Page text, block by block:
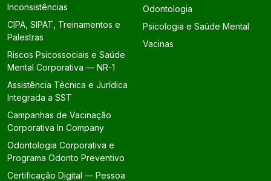
Inconsistências
CIPA, SIPAT, Treinamentos e
Palestras
Riscos Psicossociais e Saúde
Mental Corporativa — NR-1
Assistência Técnica e Jurídica
Integrada a SST
Campanhas de Vacinação
Corporativa In Company
Odontologia Corporativa e
Programa Odonto Preventivo
Certificação Digital — Pessoa
Odontologia
Psicologia e Saúde Mental
Vacinas